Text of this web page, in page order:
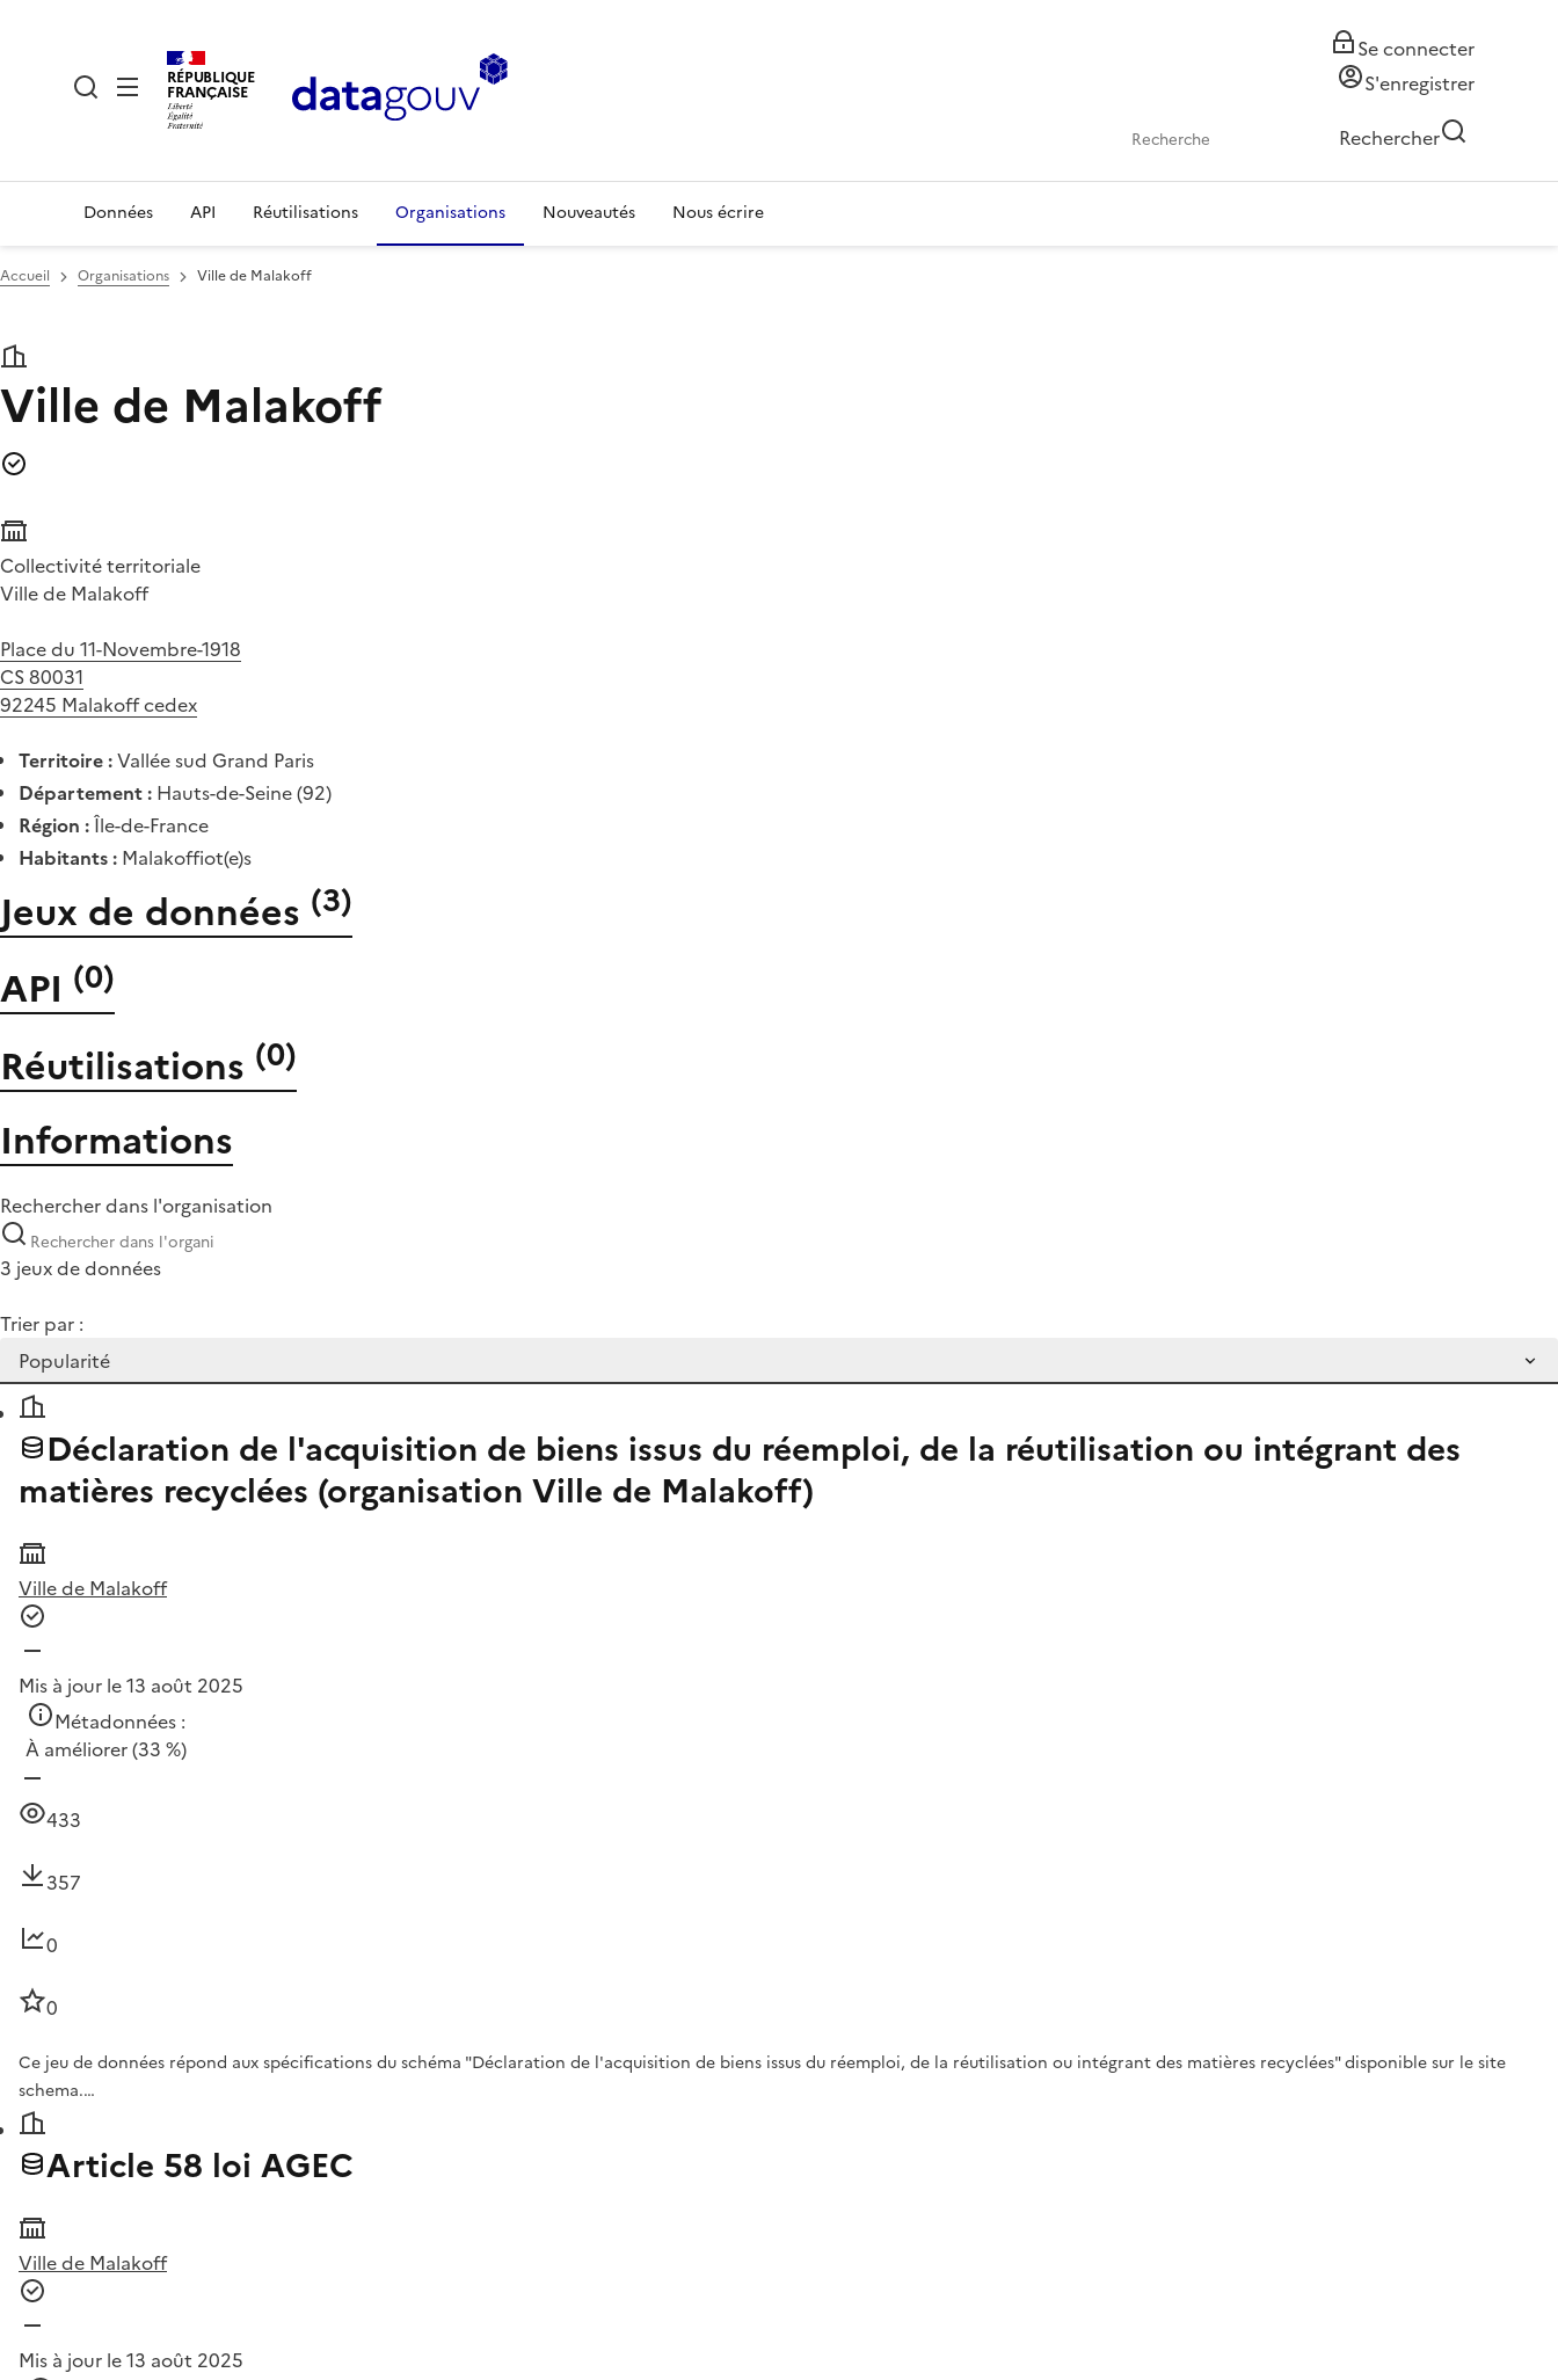
RÉPUBLIQUE
FRANÇAISE
Se connecter
S'enregistrer
Rechercher
Données API Réutilisations Organisations Nouveautés Nous écrire
Accueil Organisations Ville de Malakoff
Ville de Malakoff
Collectivité territoriale
Ville de Malakoff
Place du 11-Novembre-1918
CS 80031
92245 Malakoff cedex
Territoire :Vallée sud Grand Paris
Département : Hauts-de-Seine (92)
Région :Île-de-France
Habitants : Malakoffiot(e)s
Jeux de données (3)
API (0)
Réutilisations (0)
Informations
Rechercher dans l'organisation
3 jeux de données
Trier par :
Déclaration de l'acquisition de biens issus du réemploi, de la réutilisation ou intégrant des
matières recyclées (organisation Ville de Malakoff)
Ville de Malakoff
Mis à jour le 13 août 2025
Métadonnées :
À améliorer(33 %)
433
357
0
0
Ce jeu de données répond aux spécifications du schéma "Déclaration de l'acquisition de biens issus du réemploi, de la réutilisation ou intégrant des matières recyclées" disponible sur le site
schema.…
Article 58 loi AGEC
Ville de Malakoff
Mis à jour le 13 août 2025